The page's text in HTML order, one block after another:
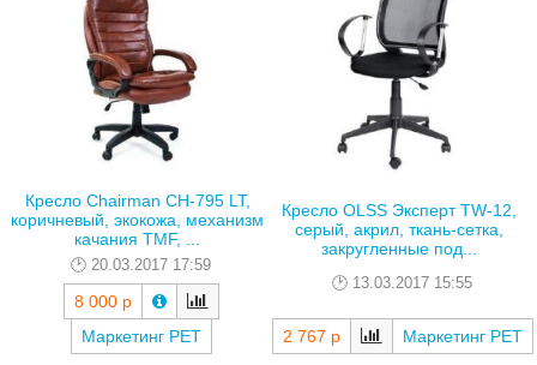
Кресло Chairman CH-795 LT,
коричневый, экокожа, механизм
качания TMF, ...
20.03.2017 17:59
8 000 р
Маркетинг РЕТ
Кресло OLSS Эксперт TW-12,
серый, акрил, ткань-сетка,
закругленные под...
13.03.2017 15:55
2 767 р Маркетинг РЕТ